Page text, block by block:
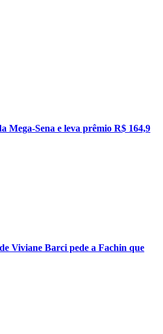
Mega-Sena e leva prêmio R$ 164,9
Viviane Barci pede a Fachin que